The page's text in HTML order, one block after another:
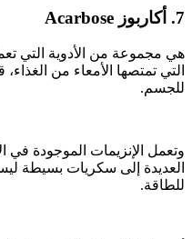
7. أكاربوز Acarbose
هي مجموعة من الأدوية التي
التي تمتصها الأمعاء من
للجسم.
وتعمل الإنزيمات الموجودة في
العديدة إلى سكريات بسيطة
للطاقة.